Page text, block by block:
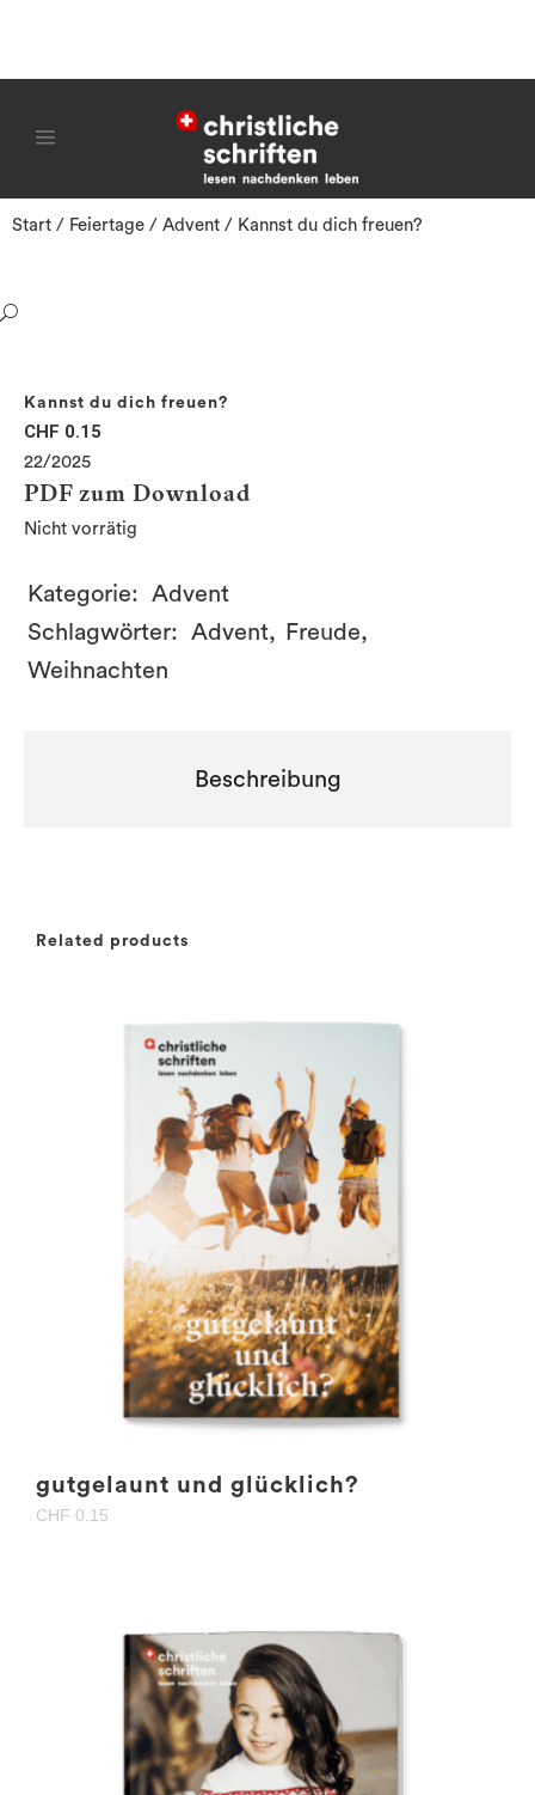
Start / Feiertage / Advent / Kannst du dich freuen?
Kannst du dich freuen?
CHF 0.15
22/2025
PDF zum Download
Nicht vorrätig
Kategorie: Advent
Schlagwörter: Advent, Freude,
Weihnachten
Beschreibung
Related products
gutgelaunt und glücklich?
CHF 0.15